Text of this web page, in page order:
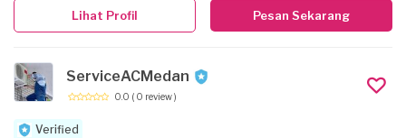
Pesan Sekarang
Lihat Profil
ServiceACMedan
0.0 ( 0 review )
Verified